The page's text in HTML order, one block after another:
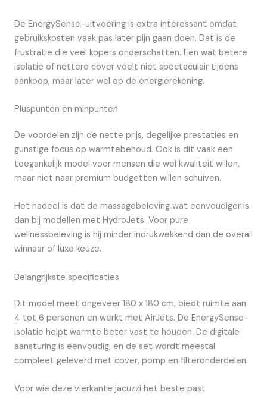
De EnergySense-uitvoering is extra interessant omdat
gebruikskosten vaak pas later pijn gaan doen. Dat is de
frustratie die veel kopers onderschatten. Een wat betere
isolatie of nettere cover voelt niet spectaculair tijdens
aankoop, maar later wel op de energierekening.
Pluspunten en minpunten
De voordelen zijn de nette prijs, degelijke prestaties en
gunstige focus op warmtebehoud. Ook is dit vaak een
toegankelijk model voor mensen die wel kwaliteit willen,
maar niet naar premium budgetten willen schuiven.
Het nadeel is dat de massagebeleving wat eenvoudiger is
dan bij modellen met HydroJets. Voor pure
wellnessbeleving is hij minder indrukwekkend dan de overall
winnaar of luxe keuze.
Belangrijkste specificaties
Dit model meet ongeveer 180 x 180 cm, biedt ruimte aan
4 tot 6 personen en werkt met AirJets. De EnergySense-
isolatie helpt warmte beter vast te houden. De digitale
aansturing is eenvoudig, en de set wordt meestal
compleet geleverd met cover, pomp en filteronderdelen.
Voor wie deze vierkante jacuzzi het beste past